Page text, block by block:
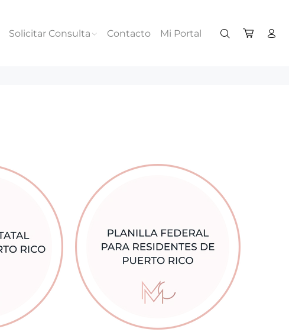
Solicitar Consulta Contacto Mi Portal